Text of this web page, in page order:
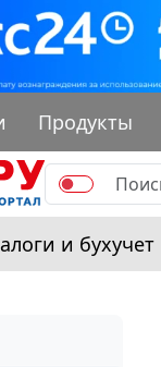
Продукты
и бухучет